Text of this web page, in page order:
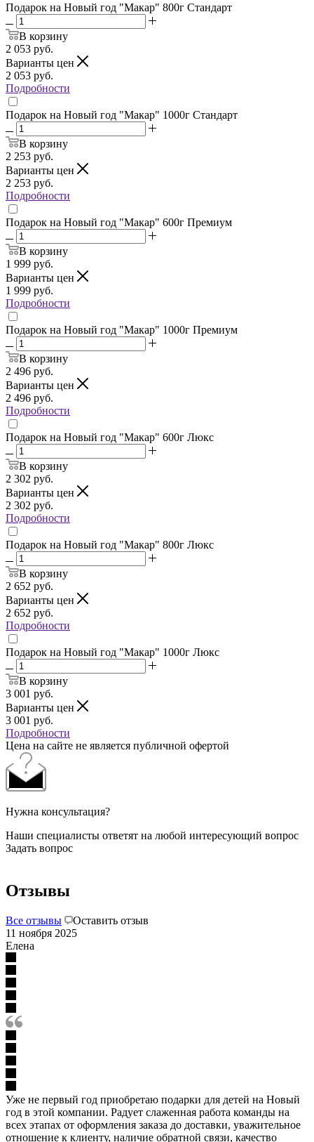
Подарок на Новый год "Макар" 800г Стандарт
В корзину
2 053 руб.
Варианты цен
2 053 руб.
Подробности
Подарок на Новый год "Макар" 1000г Стандарт
В корзину
2 253 руб.
Варианты цен
2 253 руб.
Подробности
Подарок на Новый год "Макар" 600г Премиум
В корзину
1 999 руб.
Варианты цен
1 999 руб.
Подробности
Подарок на Новый год "Макар" 1000г Премиум
В корзину
2 496 руб.
Варианты цен
2 496 руб.
Подробности
Подарок на Новый год "Макар" 600г Люкс
В корзину
2 302 руб.
Варианты цен
2 302 руб.
Подробности
Подарок на Новый год "Макар" 800г Люкс
В корзину
2 652 руб.
Варианты цен
2 652 руб.
Подробности
Подарок на Новый год "Макар" 1000г Люкс
В корзину
3 001 руб.
Варианты цен
3 001 руб.
Подробности
Цена на сайте не является публичной офертой
Нужна консультация?
Наши специалисты ответят на любой интересующий вопрос
Задать вопрос
Отзывы
Все отзывы
Оставить отзыв
11 ноября 2025
Елена
Уже не первый год приобретаю подарки для детей на Новый
год в этой компании. Радует слаженная работа команды на
всех этапах от оформления заказа до доставки, уважительное
отношение к клиенту, наличие обратной связи, качество